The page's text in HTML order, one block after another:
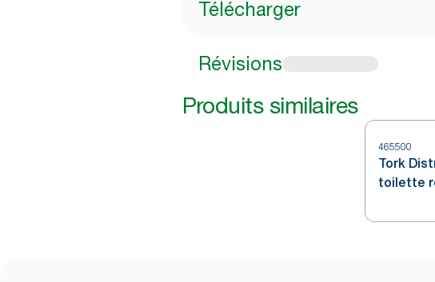
Télécharger
Révisions
Produits similaires
465500
Tork
toilette